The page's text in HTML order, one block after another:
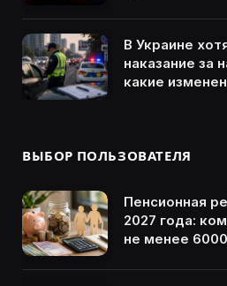
В Украине
наказание за
какие
ВЫБОР ПОЛЬЗОВАТЕЛЯ
Пенсионная
2027 года:
не менее